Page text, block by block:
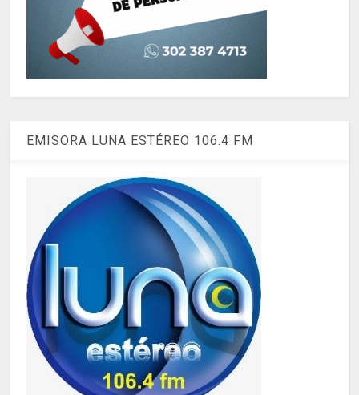
EMISORA LUNA ESTÉREO 106.4 FM